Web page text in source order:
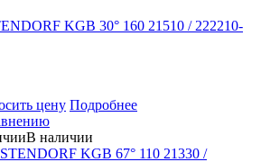
KGB 30° 160 21510 / 222210-
цену Подробнее
В наличии